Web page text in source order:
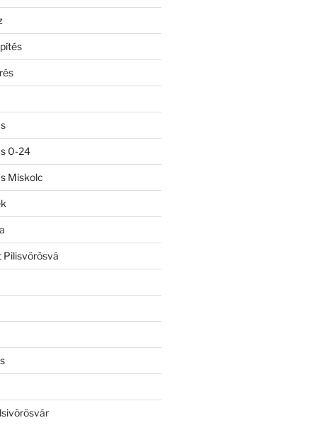
0-24
Miskolc
Pilisvörösvá